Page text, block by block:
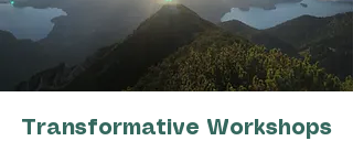
Transformative Workshops